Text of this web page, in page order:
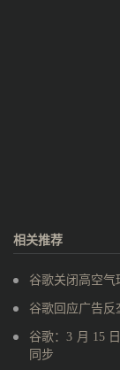
相关推荐
谷歌关闭高空气
谷歌回应广告反
谷歌：3 月 15
同步